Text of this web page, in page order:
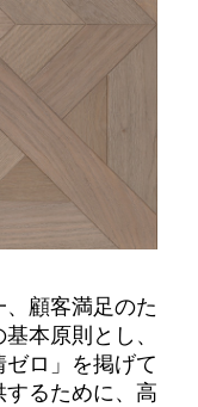
顧客満足のた
本原則とし、
ロ」を掲げて
るために、高